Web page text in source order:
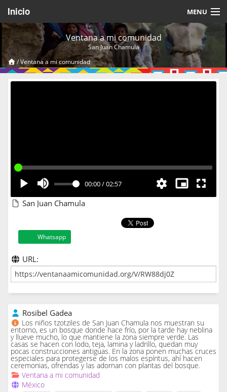
Inicio MENU
Acerca de
Videos Temáticos
Cerrar Sesión
Ventana a mi comunidad
San Juan Chamula
/Ventana a mi comunidad
00:00/02:57
San Juan Chamula
Whatsapp
URL:
Rosibel Gadea
Los niños tzotziles de San Juan Chamula nos muestran su
entorno, es un bosque donde hace frío, por la tarde hay neblina
y llueve mucho, lo que mantiene la zona siempre verde. Las
casas se hacen con lodo, teja, lamina y ladrillo, quedan muy
pocas construcciones antiguas. En la zona ponen muchas cruces
especiales para protegerse de los malos espíritus, ahí hacen
ceremonias, ofrendas y las adornan con plantas del bosque.
Ventana a mi comunidad
México